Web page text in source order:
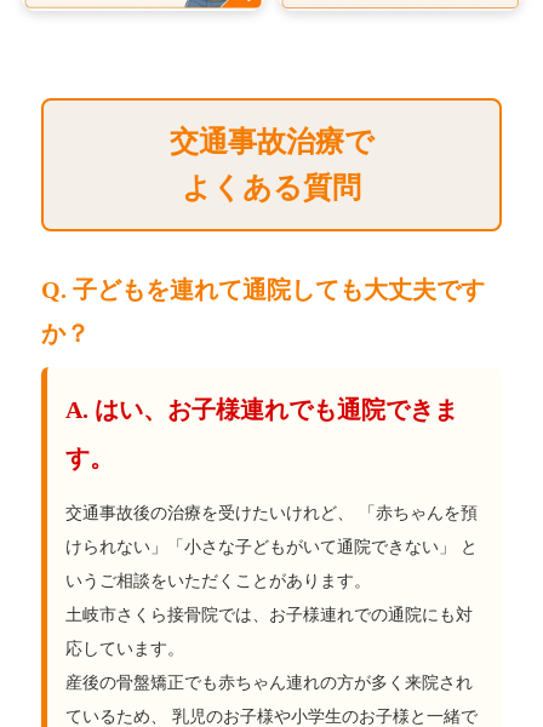
交通事故治療で
よくある質問
Q. 子どもを連れて通院しても大丈夫です
か？
A. はい、お子様連れでも通院できま
す。
交通事故後の治療を受けたいけれど、 「赤ちゃんを預
けられない」「小さな子どもがいて通院できない」 と
いうご相談をいただくことがあります。
土岐市さくら接骨院では、お子様連れでの通院にも対
応しています。
産後の骨盤矯正でも赤ちゃん連れの方が多く来院され
ているため、 乳児のお子様や小学生のお子様と一緒で